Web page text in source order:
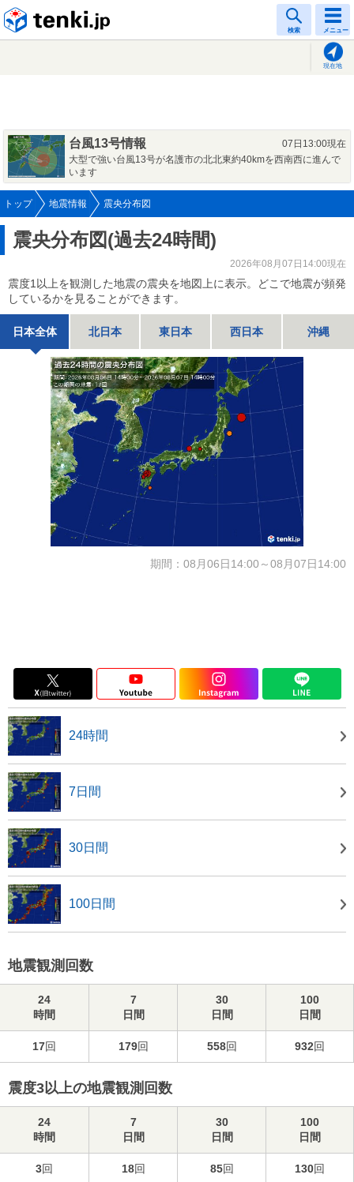
検索 メニュー
現在地
台風13号情報
07日13:00現在
大型で強い台風13号が名護市の北北東約40kmを西南西に進んで
います
トップ 地震情報 震央分布図
震央分布図(過去24時間)
2026年08月07日14:00現在
震度1以上を観測した地震の震央を地図上に表示。どこで地震が頻発
しているかを見ることができます。
日本全体 北日本 東日本 西日本 沖縄
期間：08月06日14:00～08月07日14:00
24時間
7日間
30日間
100日間
地震観測回数
24
時間
7
日間
30
日間
100
日間
17回 179回 558回 932回
震度3以上の地震観測回数
24
時間
7
日間
30
日間
100
日間
3回 18回 85回 130回